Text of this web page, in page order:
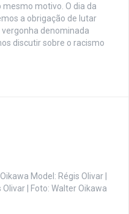
motivo. O dia da
a obrigação de lutar
denominada
discutir sobre o racismo
Model: Régis Olivar |
Olivar | Foto: Walter Oikawa